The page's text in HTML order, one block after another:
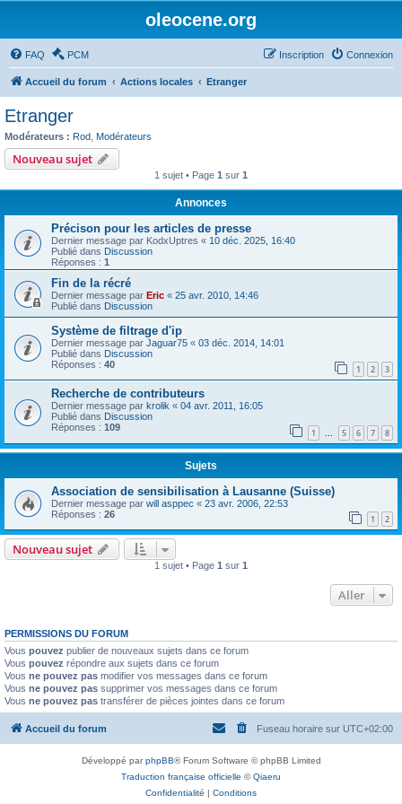
oleocene.org
FAQ PCM Connexion
Inscription
Accueil du forum Actions locales Etranger
Etranger
Modérateurs : Rod Modérateurs
Nouveau sujet
1 sujet • Page 1 sur 1
Annonces
Précison pour les articles de presse
Dernier message par KodxUptres « 10 déc. 2025, 16:40
Publié dans Discussion
Réponses : 1
Fin de la récré
Dernier message par Eric « 25 avr. 2010, 14:46
Publié dans Discussion
Système de filtrage d'ip
Dernier message par Jaguar75 « 03 déc. 2014, 14:01
Publié dans Discussion
Réponses : 40 1 2 3
Recherche de contributeurs
Dernier message par krolik « 04 avr. 2011, 16:05
Publié dans Discussion
Réponses : 109 1 … 5 6 7 8
Sujets
Association de sensibilisation à Lausanne (Suisse)
Dernier message par will asppec « 23 avr. 2006, 22:53
Réponses : 26 1 2
Nouveau sujet
1 sujet • Page 1 sur 1
Aller
PERMISSIONS DU FORUM
Vous pouvez publier de nouveaux sujets dans ce forum
Vous pouvez répondre aux sujets dans ce forum
Vous ne pouvez pas modifier vos messages dans ce forum
Vous ne pouvez pas supprimer vos messages dans ce forum
Vous ne pouvez pas transférer de pièces jointes dans ce forum
Accueil du forum Fuseau horaire sur UTC+02:00
Développé parphpBB® Forum Software © phpBB Limited
Traduction française officielle ©Qiaeru
Confidentialité | Conditions